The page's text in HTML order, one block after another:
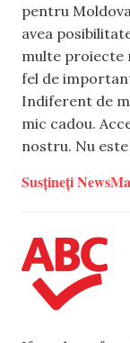
pentru
avea
multe proiecte
fel de
Indiferent de
mic cadou.
nostru. Nu
Susțineți